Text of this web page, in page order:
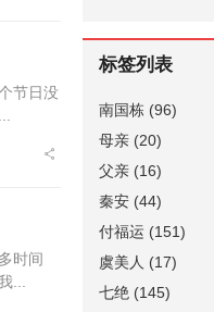
节日没
时间
...
标签列表
南国栋 (96)
母亲 (20)
父亲 (16)
秦安 (44)
付福运 (151)
虞美人 (17)
七绝 (145)